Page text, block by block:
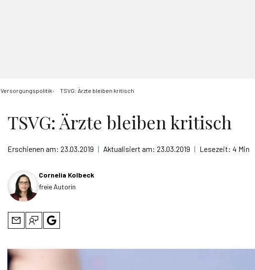
Versorgungspolitik TSVG: Ärzte bleiben kritisch
TSVG: Ärzte bleiben kritisch
Erschienen am: 23.03.2019 | Aktualisiert am: 23.03.2019 | Lesezeit: 4 Min
Cornelia Kolbeck
freie Autorin